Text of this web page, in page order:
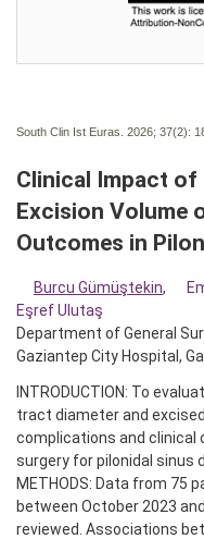
South Clin Ist Euras. 2026; 37(2):
Clinical Impact of
Excision Volume
Outcomes in
Burcu Gümüştekin,
Eşref Ulutaş
Department of General
Gaziantep City Hospital,
INTRODUCTION: To
tract diameter and
complications and clinical
surgery for pilonidal sinus
METHODS: Data from 75
between October 2023
reviewed. Associations